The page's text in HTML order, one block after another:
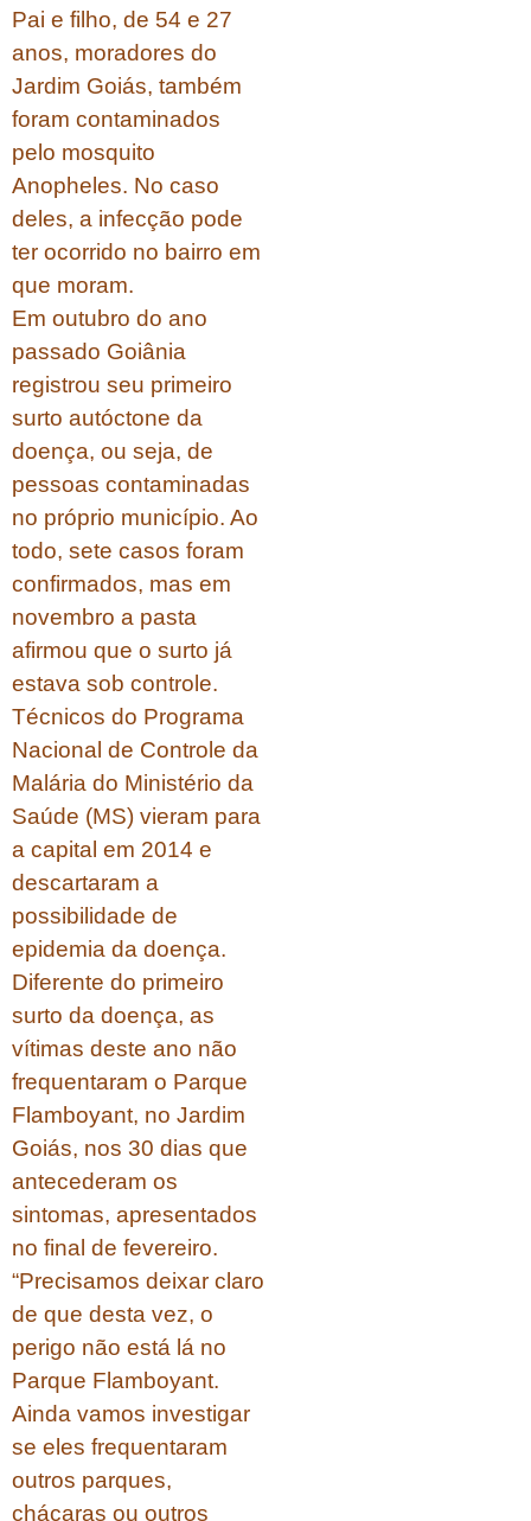
Pai e filho, de 54 e 27
anos, moradores do
Jardim Goiás, também
foram contaminados
pelo mosquito
Anopheles. No caso
deles, a infecção pode
ter ocorrido no bairro em
que moram.
Em outubro do ano
passado Goiânia
registrou seu primeiro
surto autóctone da
doença, ou seja, de
pessoas contaminadas
no próprio município. Ao
todo, sete casos foram
confirmados, mas em
novembro a pasta
afirmou que o surto já
estava sob controle.
Técnicos do Programa
Nacional de Controle da
Malária do Ministério da
Saúde (MS) vieram para
a capital em 2014 e
descartaram a
possibilidade de
epidemia da doença.
Diferente do primeiro
surto da doença, as
vítimas deste ano não
frequentaram o Parque
Flamboyant, no Jardim
Goiás, nos 30 dias que
antecederam os
sintomas, apresentados
no final de fevereiro.
“Precisamos deixar claro
de que desta vez, o
perigo não está lá no
Parque Flamboyant.
Ainda vamos investigar
se eles frequentaram
outros parques,
chácaras ou outros